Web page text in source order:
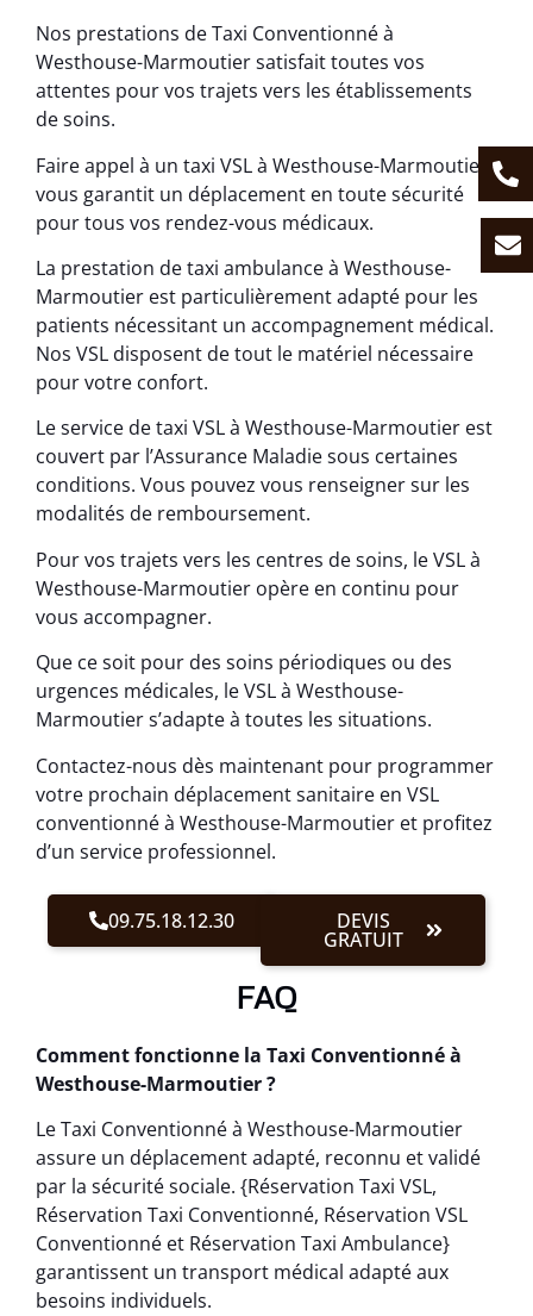
Nos prestations de Taxi Conventionné à
Westhouse-Marmoutier satisfait toutes vos
attentes pour vos trajets vers les établissements
de soins.
Faire appel à un taxi VSL à Westhouse-Marmoutier
vous garantit un déplacement en toute sécurité
pour tous vos rendez-vous médicaux.
La prestation de taxi ambulance à Westhouse-
Marmoutier est particulièrement adapté pour les
patients nécessitant un accompagnement médical.
Nos VSL disposent de tout le matériel nécessaire
pour votre confort.
Le service de taxi VSL à Westhouse-Marmoutier est
couvert par l’Assurance Maladie sous certaines
conditions. Vous pouvez vous renseigner sur les
modalités de remboursement.
Pour vos trajets vers les centres de soins, le VSL à
Westhouse-Marmoutier opère en continu pour
vous accompagner.
Que ce soit pour des soins périodiques ou des
urgences médicales, le VSL à Westhouse-
Marmoutier s’adapte à toutes les situations.
Contactez-nous dès maintenant pour programmer
votre prochain déplacement sanitaire en VSL
conventionné à Westhouse-Marmoutier et profitez
d’un service professionnel.
09.75.18.12.30 DEVIS
GRATUIT
FAQ
Comment fonctionne la Taxi Conventionné à
Westhouse-Marmoutier ?
Le Taxi Conventionné à Westhouse-Marmoutier
assure un déplacement adapté, reconnu et validé
par la sécurité sociale. {Réservation Taxi VSL,
Réservation Taxi Conventionné, Réservation VSL
Conventionné et Réservation Taxi Ambulance}
garantissent un transport médical adapté aux
besoins individuels.